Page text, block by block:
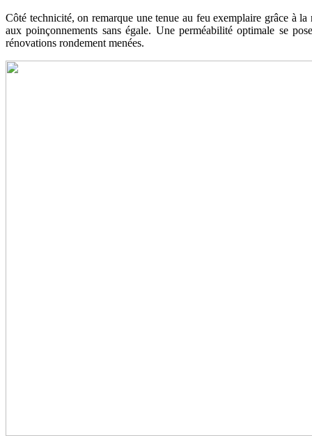
Côté technicité, on remarque une tenue au feu exemplaire grâce à
aux poinçonnements sans égale. Une perméabilité optimale se
rénovations rondement menées.